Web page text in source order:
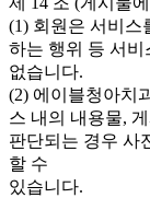
(1) 회원은 서비스
하는 행위 등 서
없습니다.
(2) 에이블청아치
스 내의 내용물,
판단되는 경우 사
할 수
있습니다.